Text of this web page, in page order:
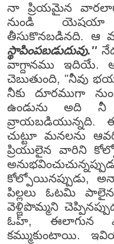
నా ప్రియమైన
నుండి యెషయా
తీసుకొనబడినది. ఆ
స్థాపింపబడుదువు.''
వాగ్దానము ఇదియే.
చెబుతుంది, "నీవు
నీకు దూరముగా
ఉండును అది నీ
చుట్టూ మనలను
ప్రియులైన వారిని
కోల్పోయినప్పుడు,
పిల్లలు ఓటమి
వెళ్లిపొమ్మని
ఓహ్, ఈలాగున
కమ్ముకుంటాయి.